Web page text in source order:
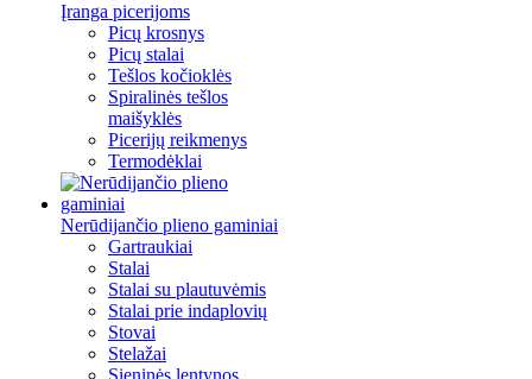
Įranga picerijoms
Picų krosnys
Picų stalai
Tešlos kočioklės
Spiralinės tešlos
maišyklės
Picerijų reikmenys
Termodėklai
Nerūdijančio plieno gaminiai
Gartraukiai
Stalai
Stalai su plautuvėmis
Stalai prie indaplovių
Stovai
Stelažai
Sieninės lentynos